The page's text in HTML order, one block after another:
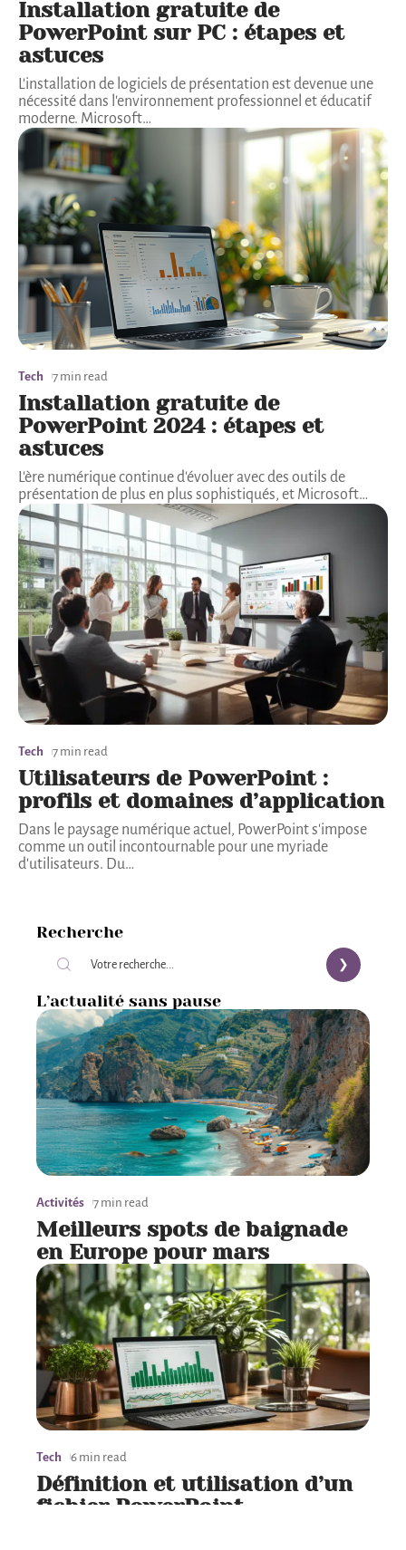
Installation gratuite de
PowerPoint sur PC : étapes et
astuces
L'installation de logiciels de présentation est devenue une
nécessité dans l'environnement professionnel et éducatif
moderne. Microsoft…
Tech 7 min read
Installation gratuite de
PowerPoint 2024 : étapes et
astuces
L'ère numérique continue d'évoluer avec des outils de
présentation de plus en plus sophistiqués, et Microsoft…
Tech 7 min read
Utilisateurs de PowerPoint :
profils et domaines d’application
Dans le paysage numérique actuel, PowerPoint s'impose
comme un outil incontournable pour une myriade
d'utilisateurs. Du…
Recherche
L’actualité sans pause
Activités 7 min read
Meilleurs spots de baignade
en Europe pour mars
Tech 6 min read
Définition et utilisation d’un
fichier PowerPoint